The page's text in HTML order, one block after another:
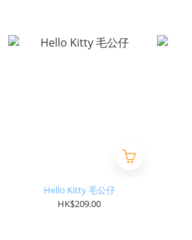
Hello Kitty 毛公仔
HK$209.00